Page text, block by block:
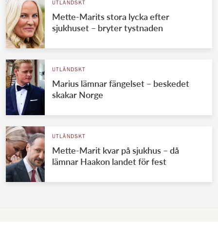
UTLÄNDSKT
Mette-Marits stora lycka efter
sjukhuset – bryter tystnaden
UTLÄNDSKT
Marius lämnar fängelset – beskedet
skakar Norge
UTLÄNDSKT
Mette-Marit kvar på sjukhus – då
lämnar Haakon landet för fest